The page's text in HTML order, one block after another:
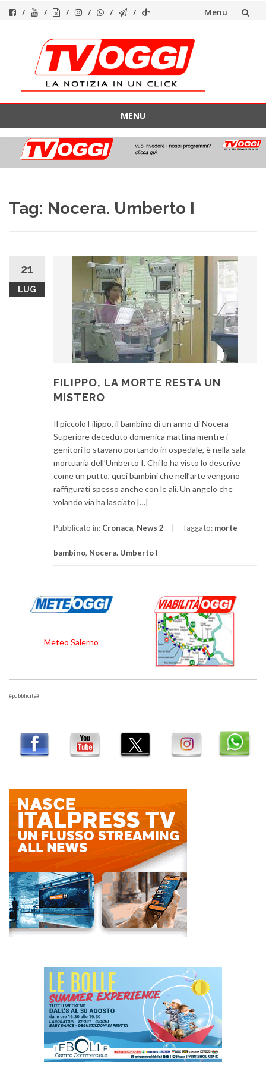
Menu
contenuto
MENU
contenuto
Tag: Nocera. Umberto I
21
LUG
FILIPPO, LA MORTE RESTA UN
MISTERO
Il piccolo Filippo, il bambino di un anno di Nocera
Superiore deceduto domenica mattina mentre i
genitori lo stavano portando in ospedale, è nella sala
mortuaria dell’Umberto I. Chi lo ha visto lo descrive
come un putto, quei bambini che nell’arte vengono
raffigurati spesso anche con le ali. Un angelo che
volando via ha lasciato […]
Pubblicato in: Cronaca, News 2 Taggato: morte
bambino, Nocera. Umberto I
Meteo Salerno
#pubblicità#